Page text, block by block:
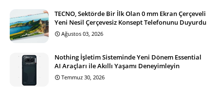
TECNO, Sektörde Bir İlk Olan 0 mm Ekran Çerçeveli
Yeni Nesil Çerçevesiz Konsept Telefonunu Duyurdu
Ağustos 03, 2026
Nothing İşletim Sisteminde Yeni Dönem Essential
AI Araçları ile Akıllı Yaşamı Deneyimleyin
Temmuz 30, 2026